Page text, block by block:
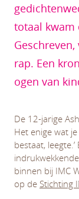
totaal kwam
rap. Een
ogen van
De 12-jarige
Het enige wat
bestaat,
binnen bij IMC
op de Stichting